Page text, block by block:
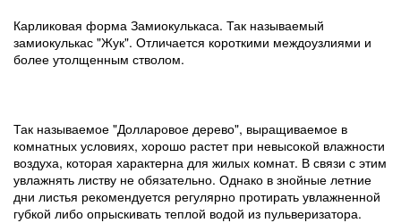
Карликовая форма Замиокулькаса. Так называемый
замиокулькас "Жук". Отличается короткими междоузлиями и
более утолщенным стволом.
Так называемое "Долларовое дерево", выращиваемое в
комнатных условиях, хорошо растет при невысокой влажности
воздуха, которая характерна для жилых комнат. В связи с этим
увлажнять листву не обязательно. Однако в знойные летние
дни листья рекомендуется регулярно протирать увлажненной
губкой либо опрыскивать теплой водой из пульверизатора.